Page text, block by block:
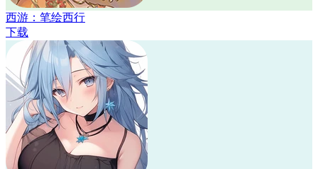
西游：笔绘西行
下载